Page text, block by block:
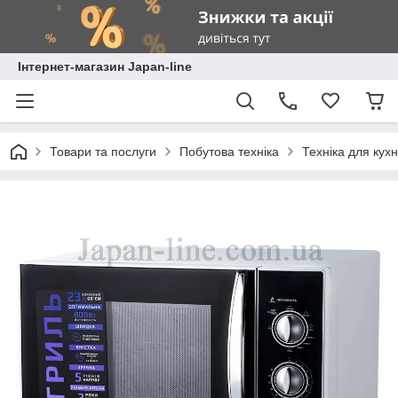
Інтернет-магазин Japan-line
Товари та послуги Побутова техніка Техніка для